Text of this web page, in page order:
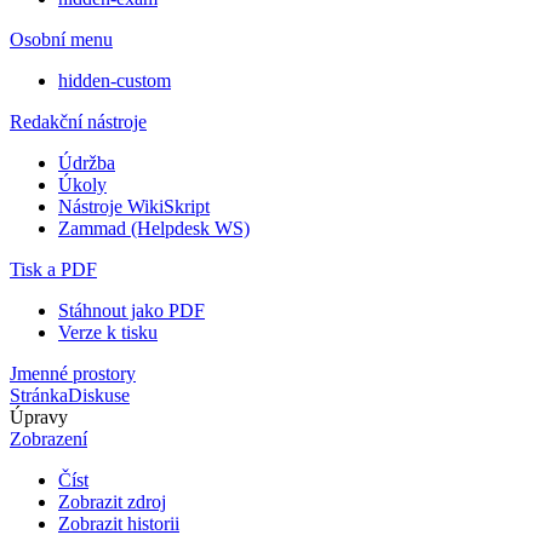
Osobní menu
hidden-custom
Redakční nástroje
Údržba
Úkoly
Nástroje WikiSkript
Zammad (Helpdesk WS)
Tisk a PDF
Stáhnout jako PDF
Verze k tisku
Jmenné prostory
StránkaDiskuse
Úpravy
Zobrazení
Číst
Zobrazit zdroj
Zobrazit historii